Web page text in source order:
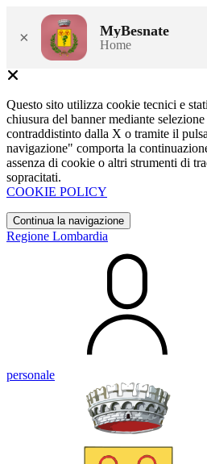
× MyBesnate
Home
Questo sito utilizza cookie tecnici e
chiusura del banner mediante
contraddistinto dalla X o tramite il
navigazione" comporta la
assenza di cookie o altri strumenti di
sopracitati.
COOKIE POLICY
Continua la navigazione
Regione Lombardia
personale